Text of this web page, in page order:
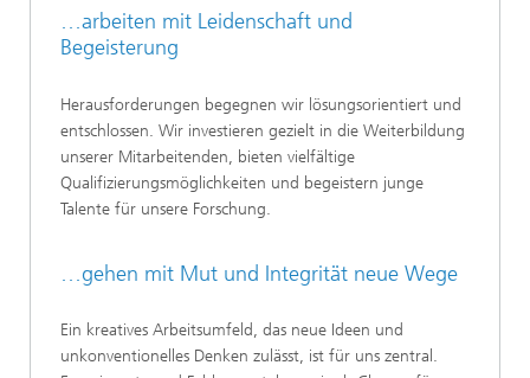
…arbeiten mit Leidenschaft und
Begeisterung
Herausforderungen begegnen wir lösungsorientiert und
entschlossen. Wir investieren gezielt in die Weiterbildung
unserer Mitarbeitenden, bieten vielfältige
Qualifizierungsmöglichkeiten und begeistern junge
Talente für unsere Forschung.
…gehen mit Mut und Integrität neue Wege
Ein kreatives Arbeitsumfeld, das neue Ideen und
unkonventionelles Denken zulässt, ist für uns zentral.